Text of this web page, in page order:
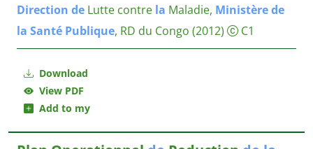
Download
View PDF
Add to my
Direction de Lutte contre la Maladie, Ministèrede
la Santé Publique, RD du Congo (2012) C1